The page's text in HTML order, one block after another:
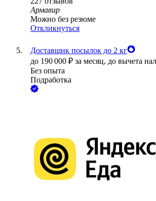
Армавир
Можно без резюме
Откликнуться
Доставщик посылок до 2 кг
до 190 000 ₽ за месяц, до вычета
Без опыта
Подработка